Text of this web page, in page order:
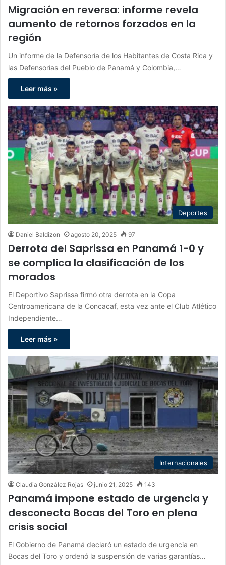
Migración en reversa: informe revela
aumento de retornos forzados en la
región
Un informe de la Defensoría de los Habitantes de Costa Rica y
las Defensorías del Pueblo de Panamá y Colombia,…
Leer más »
Deportes
Daniel Baldizon agosto 20, 2025 97
Derrota del Saprissa en Panamá 1-0 y
se complica la clasificación de los
morados
El Deportivo Saprissa firmó otra derrota en la Copa
Centroamericana de la Concacaf, esta vez ante el Club Atlético
Independiente…
Leer más »
Internacionales
Claudia González Rojas junio 21, 2025 143
Panamá impone estado de urgencia y
desconecta Bocas del Toro en plena
crisis social
El Gobierno de Panamá declaró un estado de urgencia en
Bocas del Toro y ordenó la suspensión de varias garantías…